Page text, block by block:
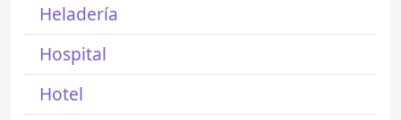
Heladería
Hospital
Hotel